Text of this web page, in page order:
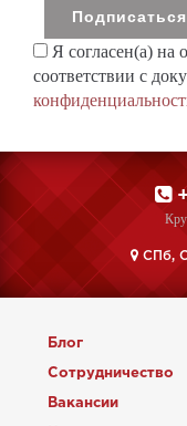
Я согласен(а) на
соответствии с
CПб,
Блог
Сотрудничество
Вакансии